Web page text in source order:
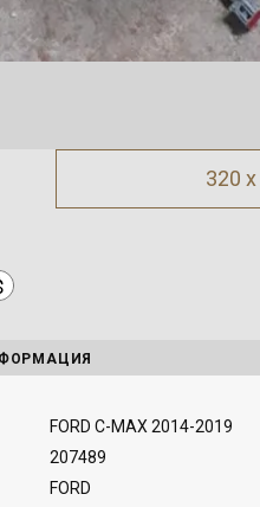
320
FORD C-MAX 2014-2019
207489
FORD